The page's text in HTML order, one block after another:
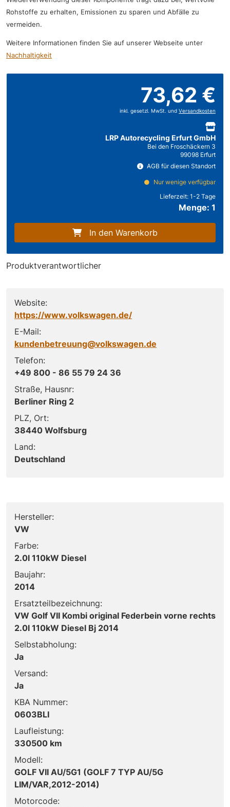
Rohstoffe zu erhalten, Emissionen zu sparen und Abfälle zu
vermeiden.
Weitere Informationen finden Sie auf unserer Webseite unter
Nachhaltigkeit
73,62 €
inkl. gesetzl. MwSt. und Versandkosten
LRP Autorecycling Erfurt GmbH
Bei den Froschäckern 3
99098 Erfurt
AGB für diesen Standort
Nur wenige verfügbar
Lieferzeit: 1-2 Tage
Menge: 1
In den Warenkorb
Produktverantwortlicher
Website:
https://www.volkswagen.de/
E-Mail:
kundenbetreuung@volkswagen.de
Telefon:
+49 800 - 86 55 79 24 36
Straße, Hausnr:
Berliner Ring 2
PLZ, Ort:
38440 Wolfsburg
Land:
Deutschland
Hersteller:
VW
Farbe:
2.0l 110kW Diesel
Baujahr:
2014
Ersatzteilbezeichnung:
VW Golf VII Kombi original Federbein vorne rechts
2.0l 110kW Diesel Bj 2014
Selbstabholung:
Ja
Versand:
Ja
KBA Nummer:
0603BLI
Laufleistung:
330500 km
Modell:
GOLF VII AU/5G1 (GOLF 7 TYP AU/5G
LIM/VAR,2012-2014)
Motorcode: